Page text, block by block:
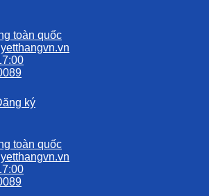
toàn quốc
ký
toàn quốc